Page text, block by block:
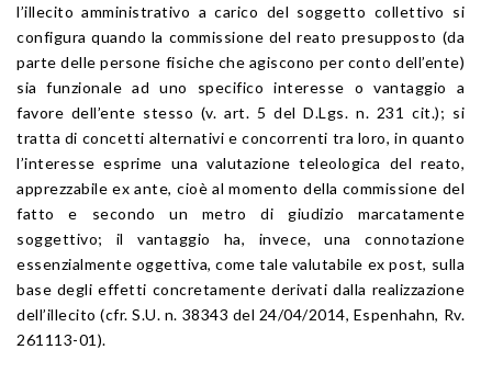
l’illecito amministrativo a carico del soggetto collettivo si
configura quando la commissione del reato presupposto (da
parte delle persone fisiche che agiscono per conto dell’ente)
sia funzionale ad uno specifico interesse o vantaggio a
favore dell’ente stesso (v. art. 5 del D.Lgs. n. 231 cit.); si
tratta di concetti alternativi e concorrenti tra loro, in quanto
l’interesse esprime una valutazione teleologica del reato,
apprezzabile ex ante, cioè al momento della commissione del
fatto e secondo un metro di giudizio marcatamente
soggettivo; il vantaggio ha, invece, una connotazione
essenzialmente oggettiva, come tale valutabile ex post, sulla
base degli effetti concretamente derivati dalla realizzazione
dell’illecito (cfr. S.U. n. 38343 del 24/04/2014, Espenhahn, Rv.
261113-01).